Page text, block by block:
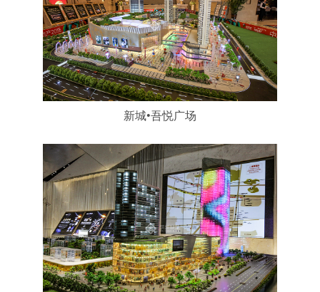
新城•吾悦广场